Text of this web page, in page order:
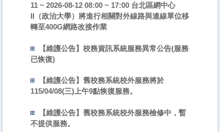
11 ~ 2026-08-12 08:00 ~ 17:00 台北區網中心
II（政治大學）將進行相關對外線路與連線單位移
轉至400G網路改接作業
【維護公告】校務資訊系統服務異常公告(服務
已恢復)
【維護公告】舊校務系統校外服務將於
115/04/08(三)上午9點恢復服務。
【維護公告】舊校務系統校外服務檢修中，暫
不提供服務。